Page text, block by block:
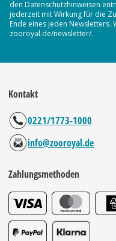
den Datenschutzhinweisen
jederzeit mit Wirkung für die
Ende eines jeden
zooroyal.de/newsletter/.
Kontakt
0221/1773-1000
info@zooroyal.de
Zahlungsmethoden